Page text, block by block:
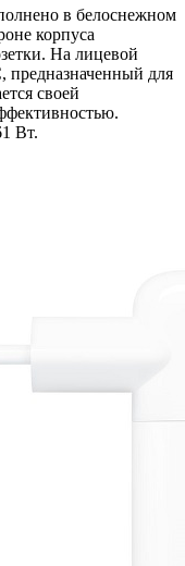
в белоснежном
корпуса
На лицевой
предназначенный для
своей
Вт.